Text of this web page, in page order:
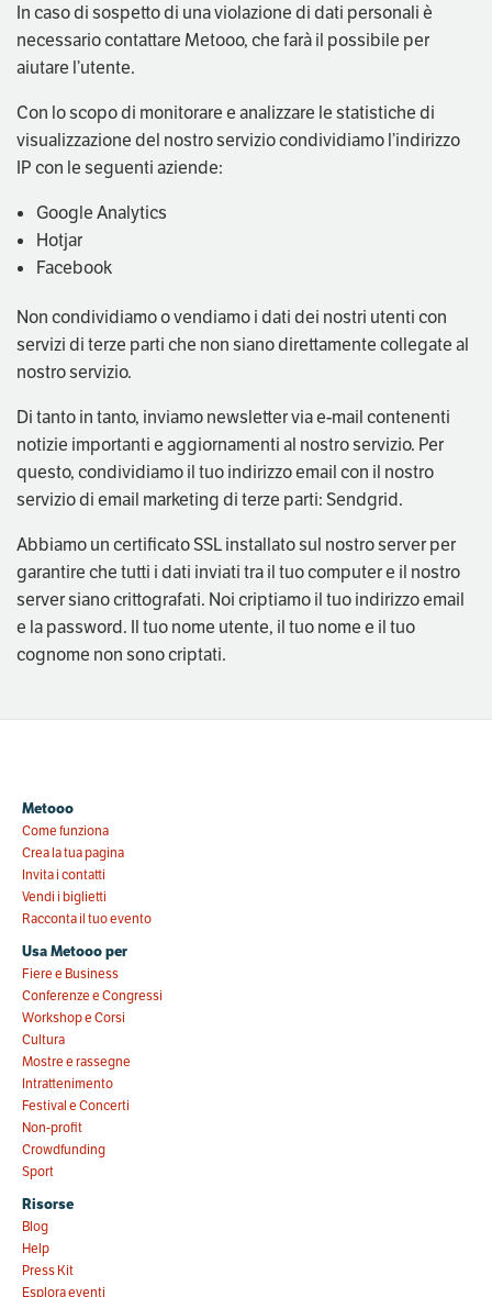
In caso di sospetto di una violazione di dati personali è
necessario contattare Metooo, che farà il possibile per
aiutare l’utente.
Con lo scopo di monitorare e analizzare le statistiche di
visualizzazione del nostro servizio condividiamo l’indirizzo
IP con le seguenti aziende:
Google Analytics
Hotjar
Facebook
Non condividiamo o vendiamo i dati dei nostri utenti con
servizi di terze parti che non siano direttamente collegate al
nostro servizio.
Di tanto in tanto, inviamo newsletter via e-mail contenenti
notizie importanti e aggiornamenti al nostro servizio. Per
questo, condividiamo il tuo indirizzo email con il nostro
servizio di email marketing di terze parti: Sendgrid.
Abbiamo un certificato SSL installato sul nostro server per
garantire che tutti i dati inviati tra il tuo computer e il nostro
server siano crittografati. Noi criptiamo il tuo indirizzo email
e la password. Il tuo nome utente, il tuo nome e il tuo
cognome non sono criptati.
Metooo
Come funziona
Crea la tua pagina
Invita i contatti
Vendi i biglietti
Racconta il tuo evento
Usa Metooo per
Fiere e Business
Conferenze e Congressi
Workshop e Corsi
Cultura
Mostre e rassegne
Intrattenimento
Festival e Concerti
Non-profit
Crowdfunding
Sport
Risorse
Blog
Help
Press Kit
Esplora eventi